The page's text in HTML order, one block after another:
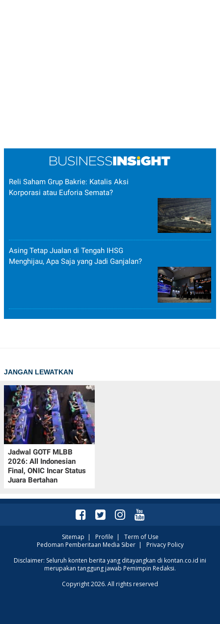
Reli Saham Grup Bakrie: Katalis Aksi
Korporasi atau Euforia Semata?
Asing Tetap Jualan di Tengah IHSG
Menghijau, Apa Saja yang Jadi Ganjalan?
JANGAN LEWATKAN
Jadwal GOTF MLBB
2026: All Indonesian
Final, ONIC Incar Status
Juara Bertahan
Sitemap Profile
Term of Use
Pedoman Pemberitaan Media Siber| Privacy Policy
Disclaimer: Seluruh konten berita yang ditayangkan di kontan.co.id ini
merupakan tanggung jawab Pemimpin Redaksi.
Copyright 2026. All rights reserved